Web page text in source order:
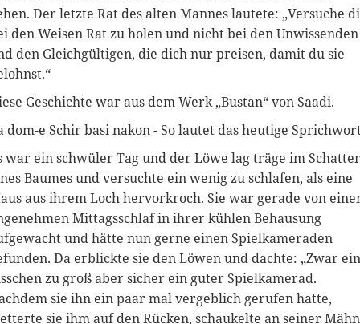
Der letzte Rat des alten Mannes lautete: „Versuche
den Weisen Rat zu holen und nicht bei den Unwissenden
den Gleichgültigen, die dich nur preisen, damit du sie
Geschichte war aus dem Werk „Bustan“ von Saadi.
dom-e Schir basi nakon - So lautet das heutige
war ein schwüler Tag und der Löwe lag träge im
Baumes und versuchte ein wenig zu schlafen, als eine
aus ihrem Loch hervorkroch. Sie war gerade von
Mittagsschlaf in ihrer kühlen Behausung
und hätte nun gerne einen Spielkameraden
Da erblickte sie den Löwen und dachte: „Zwar ein
zu groß aber sicher ein guter Spielkamerad.
sie ihn ein paar mal vergeblich gerufen hatte,
sie ihm auf den Rücken, schaukelte an seiner